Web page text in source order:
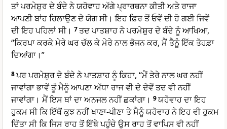
ਤਾਂ ਪਰਮੇਸ਼ੁਰ ਦੇ ਬੰਦੇ ਨੇ ਯਹੋਵਾਹ ਅੱਗੇ ਪ੍ਰਾਰਥਨਾ ਕੀਤੀ ਅਤੇ ਰਾਜਾ
ਆਪਣੀ ਬਾਂਹ ਹਿਲਾਉਣ ਦੇ ਯੋਗ ਸੀ। ਇਹ ਫ਼ਿਰ ਤੋਂ ਓਵੇਂ ਦੀ ਹੋ ਗਈ ਜਿਵੇਂ
ਦੀ ਇਹ ਪਹਿਲਾਂ ਸੀ। 7ਤਦ ਪਾਤਸ਼ਾਹ ਨੇ ਪਰਮੇਸ਼ੁਰ ਦੇ ਬੰਦੇ ਨੂੰ ਆਖਿਆ,
“ਕਿਰਪਾ ਕਰਕੇ ਮੇਰੇ ਘਰ ਚੱਲ ਕੇ ਮੇਰੇ ਨਾਲ ਭੋਜਨ ਕਰ, ਮੈਂ ਤੈਨੂੰ ਇੱਕ ਤੋਹਫ਼ਾ
ਦਿਆਂਗਾ।”
8ਪਰ ਪਰਮੇਸ਼ੁਰ ਦੇ ਬੰਦੇ ਨੇ ਪਾਤਸ਼ਾਹ ਨੂੰ ਕਿਹਾ, “ਮੈਂ ਤੇਰੇ ਨਾਲ ਘਰ ਨਹੀਂ
ਜਾਵਾਂਗਾ ਭਾਵੇਂ ਤੂੰ ਮੈਨੂੰ ਆਪਣਾ ਅੱਧਾ ਰਾਜ ਵੀ ਦੇ ਦੇਵੇਂ ਤਦ ਵੀ ਨਹੀਂ
ਜਾਵਾਂਗਾ। ਮੈਂ ਇਸ ਥਾਂ ਦਾ ਅਨਜਲ ਨਹੀਂ ਛਕਾਂਗਾ। 9ਯਹੋਵਾਹ ਦਾ ਇਹ
ਹੁਕਮ ਸੀ ਕਿ ਇੱਥੋਂ ਕੁਝ ਨਹੀਂ ਖਾਣਾ-ਪੀਣਾ ਤੇ ਮੈਨੂੰ ਯਹੋਵਾਹ ਨੇ ਇਹ ਵੀ ਹੁਕਮ
ਦਿੱਤਾ ਸੀ ਕਿ ਜਿਸ ਰਾਹ ਤੋਂ ਇੱਥੇ ਪਹੁੰਚੇ ਉਸ ਰਾਹ ਤੋਂ ਵਾਪਿਸ ਵੀ ਨਹੀਂ